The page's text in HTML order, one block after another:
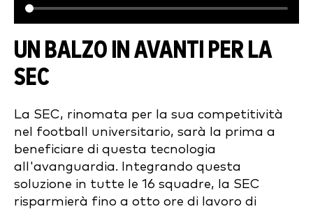
UN BALZO IN AVANTI PER LA
SEC
La SEC, rinomata per la sua competitività
nel football universitario, sarà la prima a
beneficiare di questa tecnologia
all'avanguardia. Integrando questa
soluzione in tutte le 16 squadre, la SEC
risparmierà fino a otto ore di lavoro di